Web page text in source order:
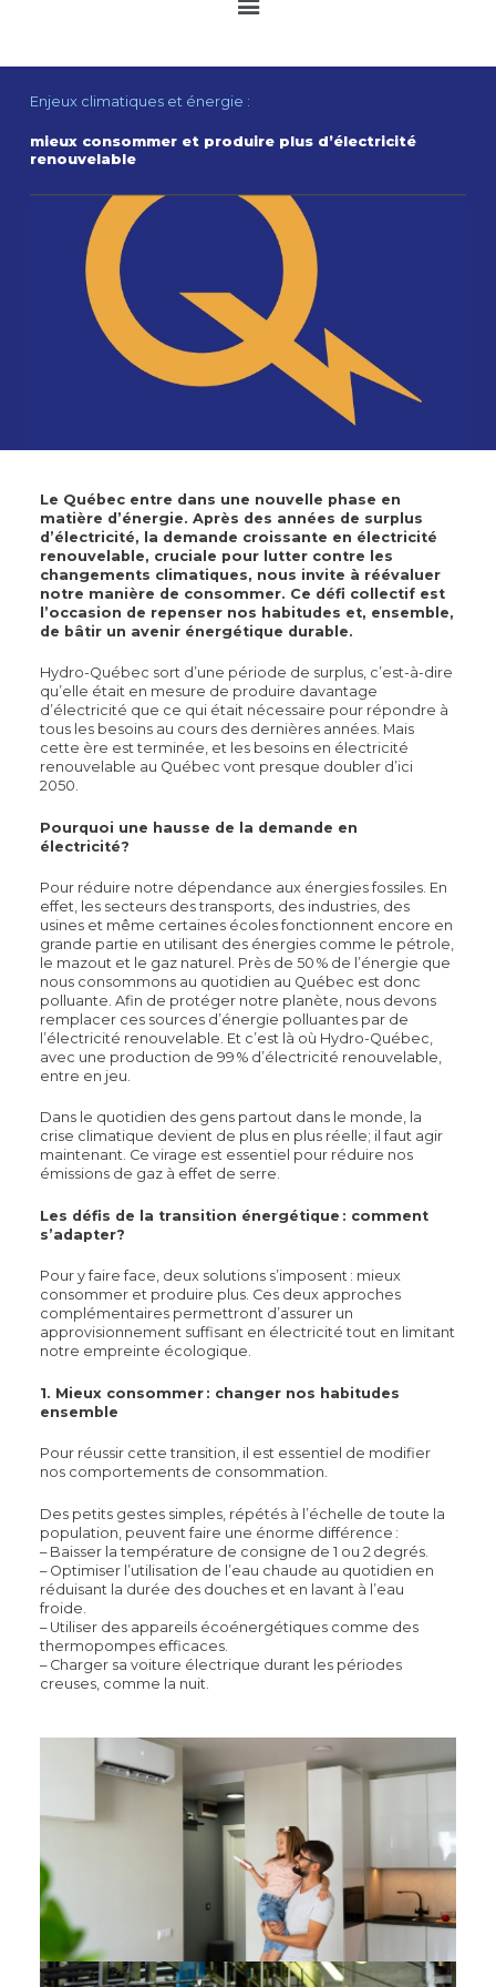
Enjeux climatiques et énergie :
mieux consommer et produire plus d’électricité
renouvelable
Le Québec entre dans une nouvelle phase en
matière d’énergie. Après des années de surplus
d’électricité, la demande croissante en électricité
renouvelable, cruciale pour lutter contre les
changements climatiques, nous invite à réévaluer
notre manière de consommer. Ce défi collectif est
l’occasion de repenser nos habitudes et, ensemble,
de bâtir un avenir énergétique durable.
Hydro-Québec sort d’une période de surplus, c’est-à-dire
qu’elle était en mesure de produire davantage
d’électricité que ce qui était nécessaire pour répondre à
tous les besoins au cours des dernières années. Mais
cette ère est terminée, et les besoins en électricité
renouvelable au Québec vont presque doubler d’ici
2050.
Pourquoi une hausse de la demande en
électricité?
Pour réduire notre dépendance aux énergies fossiles. En
effet, les secteurs des transports, des industries, des
usines et même certaines écoles fonctionnent encore en
grande partie en utilisant des énergies comme le pétrole,
le mazout et le gaz naturel. Près de 50 % de l’énergie que
nous consommons au quotidien au Québec est donc
polluante. Afin de protéger notre planète, nous devons
remplacer ces sources d’énergie polluantes par de
l’électricité renouvelable. Et c’est là où Hydro-Québec,
avec une production de 99 % d’électricité renouvelable,
entre en jeu.
Dans le quotidien des gens partout dans le monde, la
crise climatique devient de plus en plus réelle; il faut agir
maintenant. Ce virage est essentiel pour réduire nos
émissions de gaz à effet de serre.
Les défis de la transition énergétique : comment
s’adapter?
Pour y faire face, deux solutions s’imposent : mieux
consommer et produire plus. Ces deux approches
complémentaires permettront d’assurer un
approvisionnement suffisant en électricité tout en limitant
notre empreinte écologique.
1. Mieux consommer : changer nos habitudes
ensemble
Pour réussir cette transition, il est essentiel de modifier
nos comportements de consommation.
Des petits gestes simples, répétés à l’échelle de toute la
population, peuvent faire une énorme différence :
– Baisser la température de consigne de 1 ou 2 degrés.
– Optimiser l’utilisation de l’eau chaude au quotidien en
réduisant la durée des douches et en lavant à l’eau
froide.
– Utiliser des appareils écoénergétiques comme des
thermopompes efficaces.
– Charger sa voiture électrique durant les périodes
creuses, comme la nuit.